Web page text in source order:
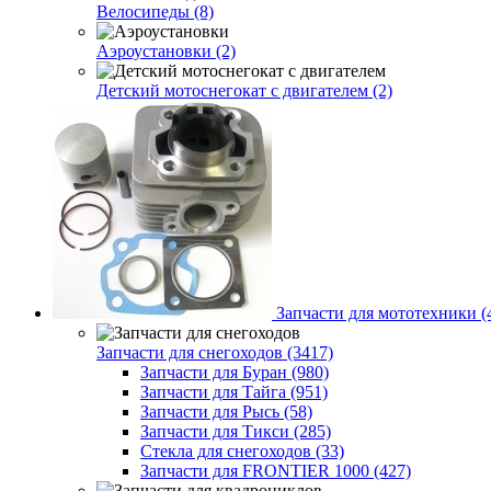
Велосипеды (8)
Аэроустановки (2)
Детский мотоснегокат с двигателем (2)
Запчасти для мототехники
Запчасти для снегоходов (3417)
Запчасти для Буран (980)
Запчасти для Тайга (951)
Запчасти для Рысь (58)
Запчасти для Тикси (285)
Стекла для снегоходов (33)
Запчасти для FRONTIER 1000 (427)